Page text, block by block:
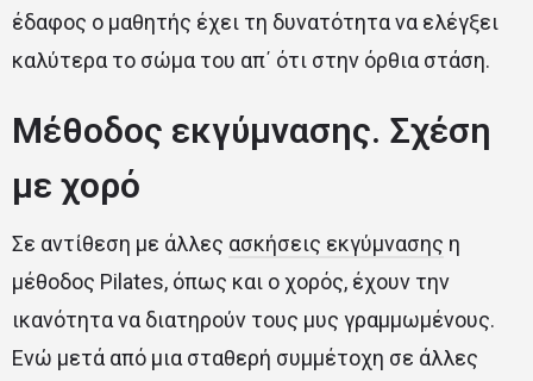
έδαφος ο μαθητής έχει τη δυνατότητα να ελέγξει
καλύτερα το σώμα του απ΄ ότι στην όρθια στάση.
Μέθοδος εκγύμνασης. Σχέση
με χορό
Σε αντίθεση με άλλες ασκήσεις εκγύμνασης η
μέθοδος Pilates, όπως και ο χορός, έχουν την
ικανότητα να διατηρούν τους μυς γραμμωμένους.
Ενώ μετά από μια σταθερή συμμέτοχη σε άλλες